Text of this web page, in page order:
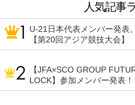
人気記事
U-21日本代表メンバー発表
【第20回アジア競技大会】
【JFA×SCO GROUP
LOCK】参加メンバー発表！